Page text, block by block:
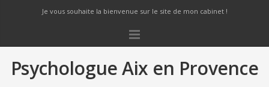
Je vous souhaite la bienvenue sur le site de mon cabinet !
Psychologue Aix en Provence